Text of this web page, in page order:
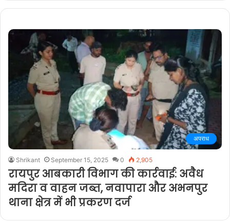
अपराध
Shrikant September 15, 2025 0 2,905
रायपुर आबकारी विभाग की कार्रवाई: अवैध
मदिरा व वाहन जब्त, नवापारा और अभनपुर
थाना क्षेत्र में भी प्रकरण दर्ज